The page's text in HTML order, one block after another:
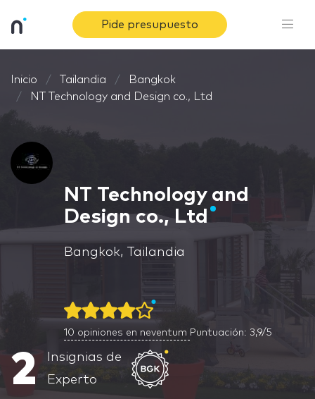
Pide presupuesto
Inicio Tailandia
Bangkok
NT Technology and Design co., Ltd
NT Technology and
Design co., Ltd
Bangkok, Tailandia
10 opiniones en neventum Puntuación: 3,9/5
2
Insignias de
Experto